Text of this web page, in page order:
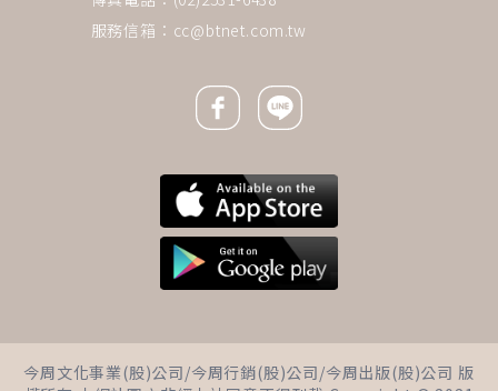
42歲牙醫睡夢中猝逝…妻揭最後
服務信箱： cc@btnet.com.tw
Facebook icon
Line icon
今周文化事業(股)公司/今周行銷(股)公司/今周出版(股)公司 版